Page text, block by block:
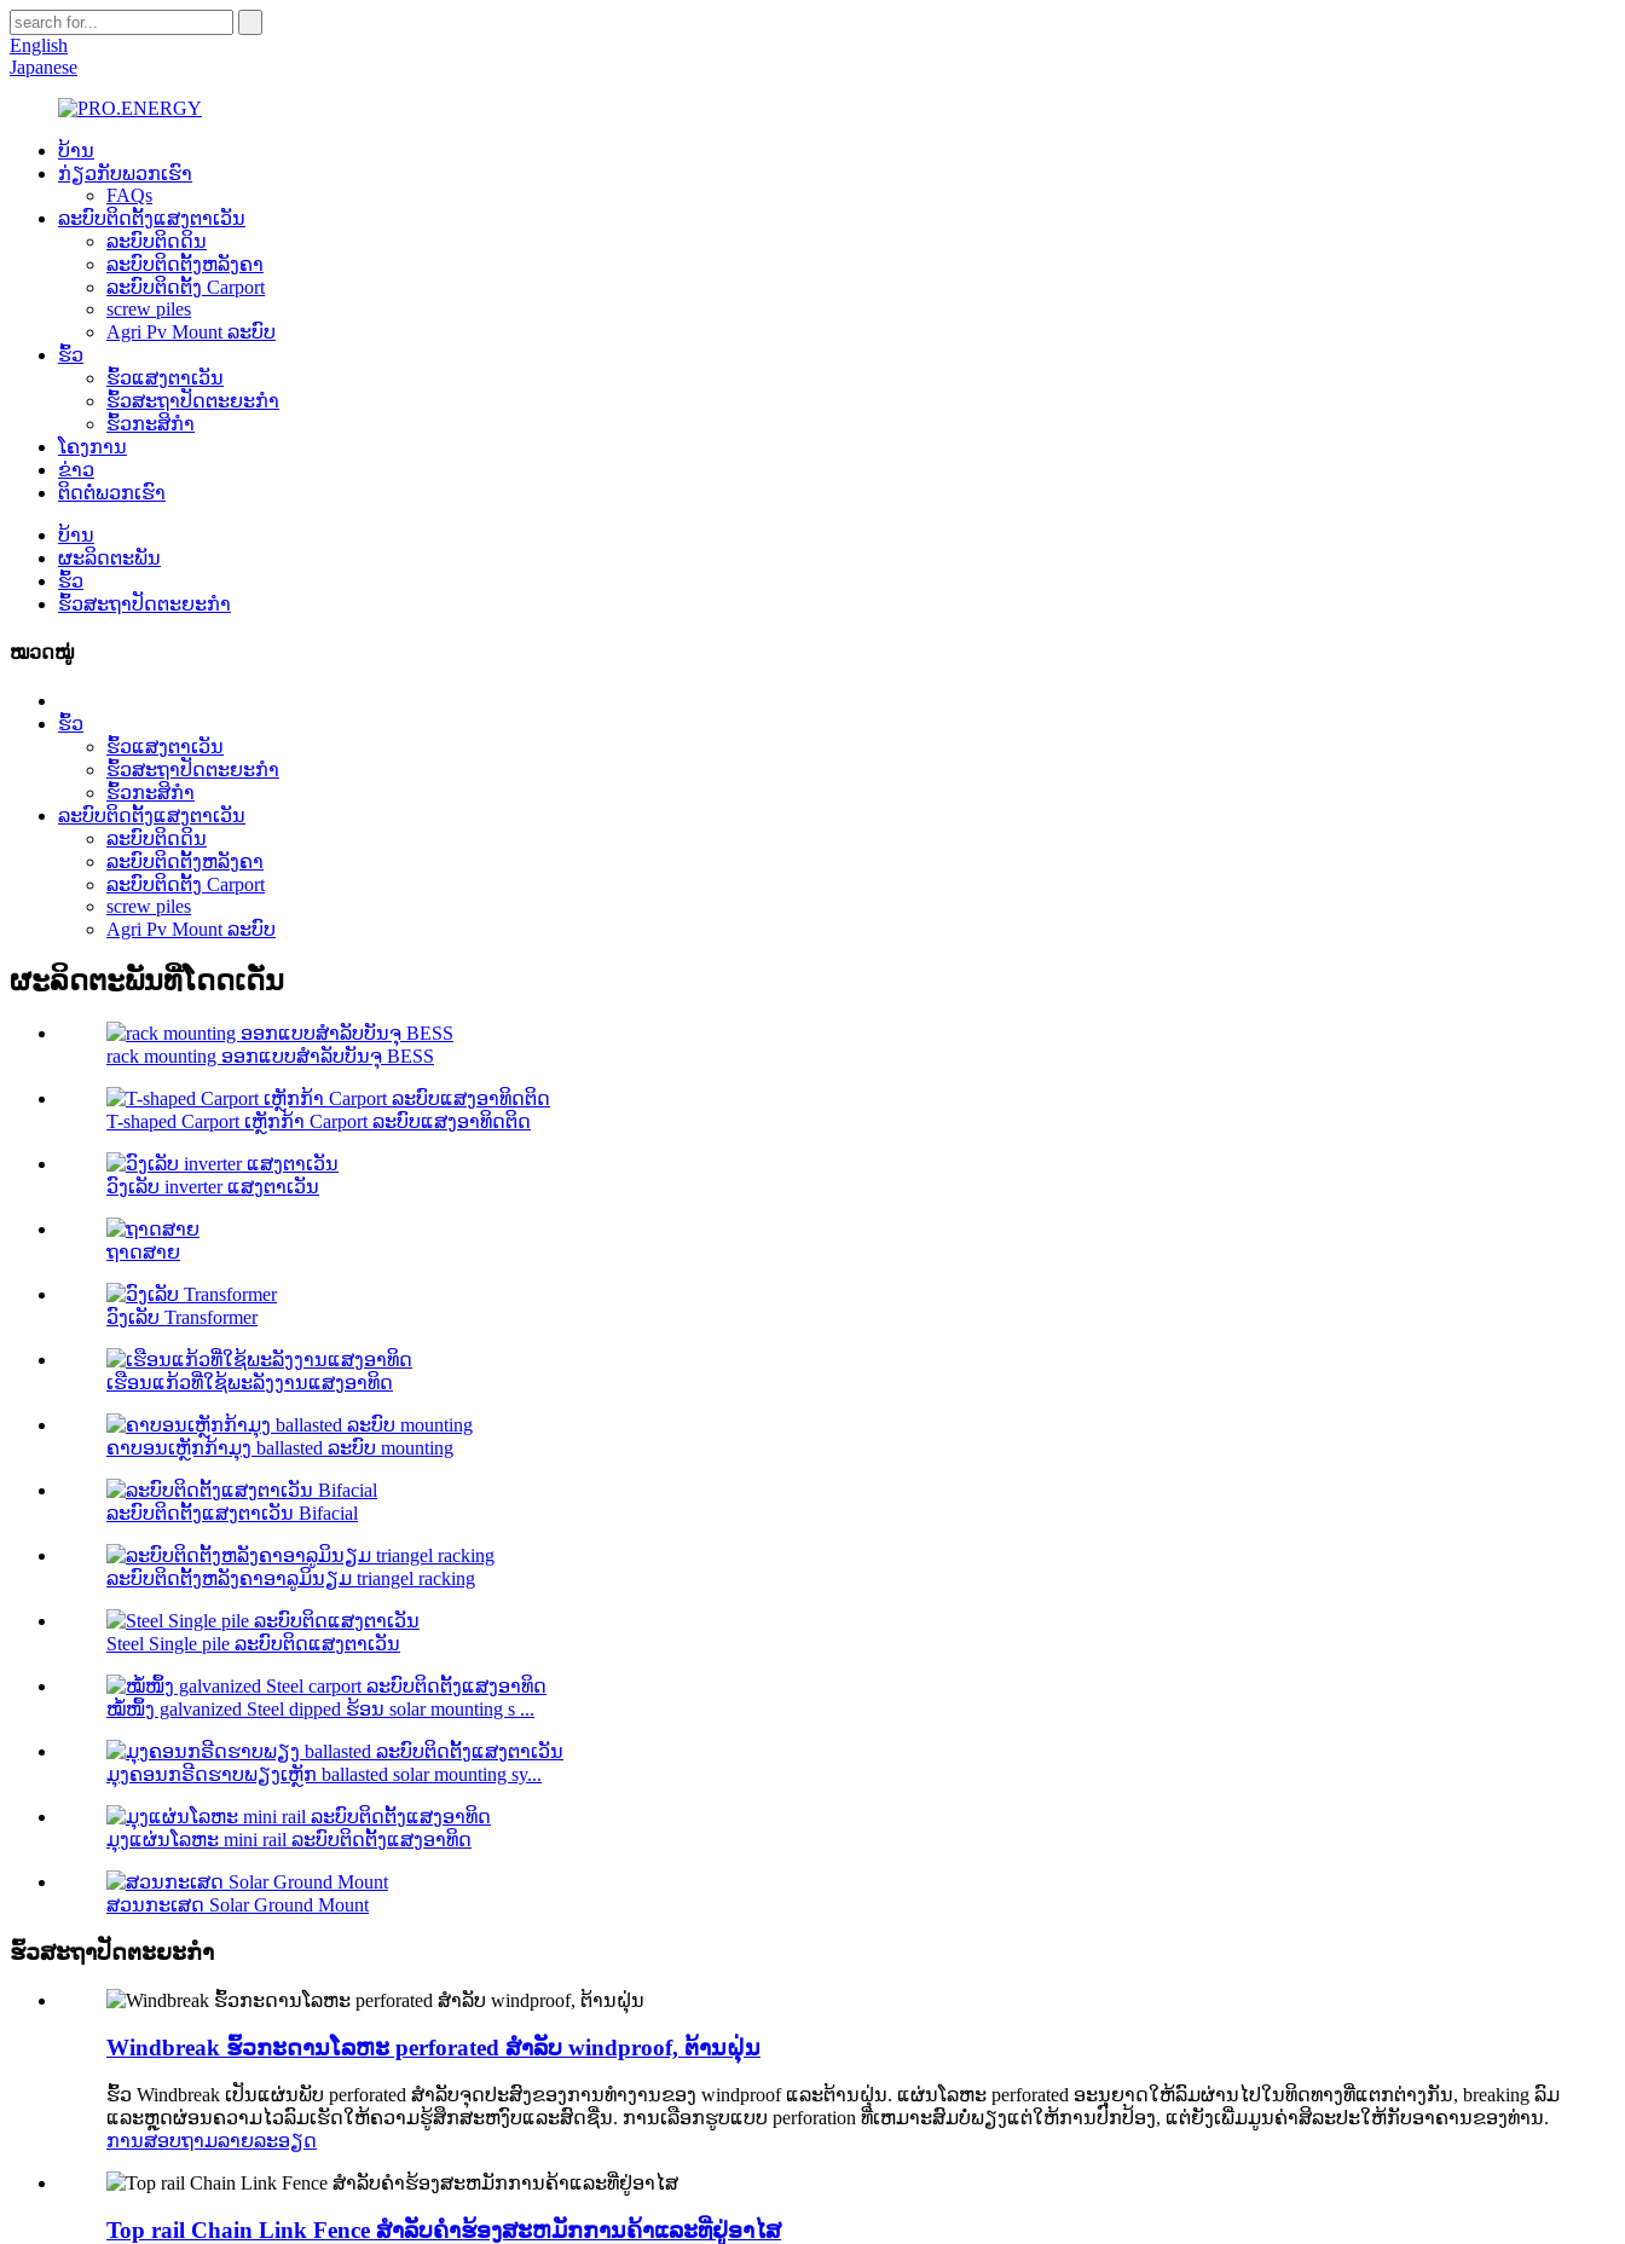
English
Japanese
ບ້ານ
ກ່ຽວກັບພວກເຮົາ
FAQs
ລະບົບຕິດຕັ້ງແສງຕາເວັນ
ລະບົບຕິດດິນ
ລະບົບຕິດຕັ້ງຫລັງຄາ
ລະບົບຕິດຕັ້ງ Carport
screw piles
Agri Pv Mount ລະບົບ
ຮົ້ວ
ຮົ້ວແສງຕາເວັນ
ຮົ້ວສະຖາປັດຕະຍະກໍາ
ຮົ້ວກະສິກໍາ
ໂຄງການ
ຂ່າວ
ຕິດຕໍ່ພວກເຮົາ
ບ້ານ
ຜະລິດຕະພັນ
ຮົ້ວ
ຮົ້ວສະຖາປັດຕະຍະກໍາ
ໝວດໝູ່
ຮົ້ວ
ຮົ້ວແສງຕາເວັນ
ຮົ້ວສະຖາປັດຕະຍະກໍາ
ຮົ້ວກະສິກໍາ
ລະບົບຕິດຕັ້ງແສງຕາເວັນ
ລະບົບຕິດດິນ
ລະບົບຕິດຕັ້ງຫລັງຄາ
ລະບົບຕິດຕັ້ງ Carport
screw piles
Agri Pv Mount ລະບົບ
ຜະລິດຕະພັນທີ່ໂດດເດັ່ນ
rack mounting ອອກແບບສໍາລັບບັນຈຸ BESS
T-shaped Carport ເຫຼັກກ້າ Carport ລະບົບແສງອາທິດຕິດ
ວົງເລັບ inverter ແສງຕາເວັນ
ຖາດສາຍ
ວົງເລັບ Transformer
ເຮືອນແກ້ວທີ່ໃຊ້ພະລັງງານແສງອາທິດ
ຄາບອນເຫຼັກກ້າມຸງ ballasted ລະບົບ mounting
ລະບົບຕິດຕັ້ງແສງຕາເວັນ Bifacial
ລະບົບຕິດຕັ້ງຫລັງຄາອາລູມິນຽມ triangel racking
Steel Single pile ລະບົບຕິດແສງຕາເວັນ
ໝໍ້ໜຶ້ງ galvanized Steel dipped ຮ້ອນ solar mounting s ...
ມຸງຄອນກຣີດຮາບພຽງເຫຼັກ ballasted solar mounting sy...
ມຸງແຜ່ນໂລຫະ mini rail ລະບົບຕິດຕັ້ງແສງອາທິດ
ສວນກະເສດ Solar Ground Mount
ຮົ້ວສະຖາປັດຕະຍະກໍາ
Windbreak ຮົ້ວກະດານໂລຫະ perforated ສໍາລັບ windproof, ຕ້ານຝຸ່ນ
ຮົ້ວ Windbreak ເປັນແຜ່ນພັບ perforated ສໍາລັບຈຸດປະສົງຂອງການທໍາງານຂອງ windproof ແລະຕ້ານຝຸ່ນ. ແຜ່ນໂລຫະ perforated ອະນຸຍາດໃຫ້ລົມຜ່ານໄປໃນທິດທາງທີ່ແຕກຕ່າງກັນ, breaking ລົມ
ແລະຫຼຸດຜ່ອນຄວາມໄວລົມເຮັດໃຫ້ຄວາມຮູ້ສຶກສະຫງົບແລະສົດຊື່ນ. ການເລືອກຮູບແບບ perforation ທີ່ເຫມາະສົມບໍ່ພຽງແຕ່ໃຫ້ການປົກປ້ອງ, ແຕ່ຍັງເພີ່ມມູນຄ່າສິລະປະໃຫ້ກັບອາຄານຂອງທ່ານ.
ການສອບຖາມລາຍລະອຽດ
Top rail Chain Link Fence ສໍາລັບຄໍາຮ້ອງສະຫມັກການຄ້າແລະທີ່ຢູ່ອາໄສ